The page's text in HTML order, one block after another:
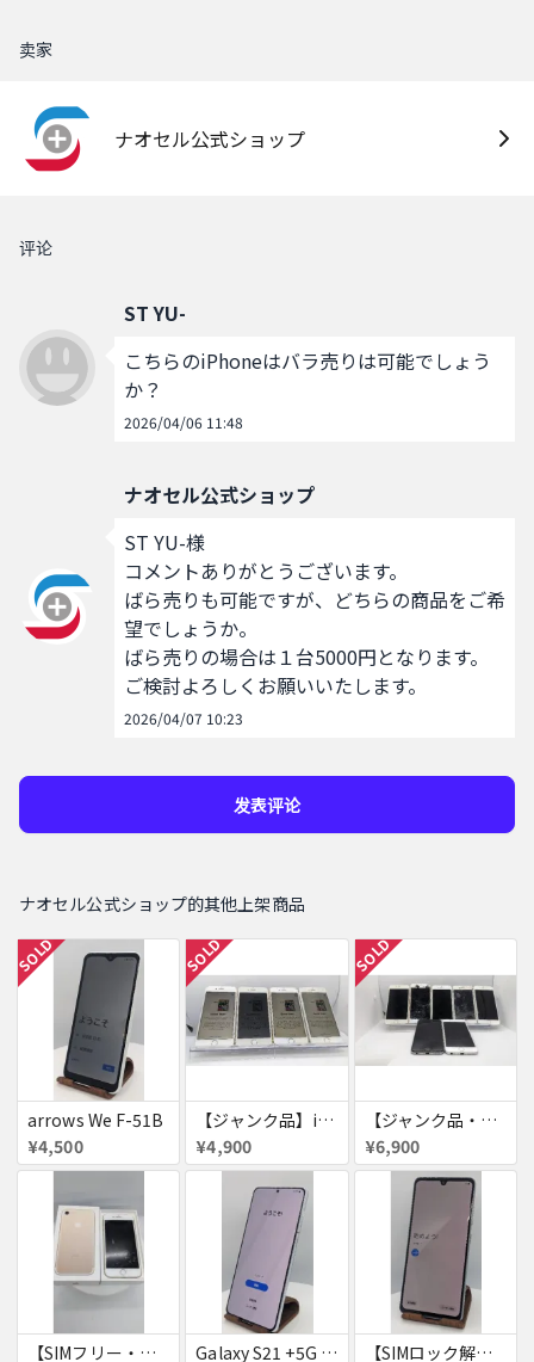
卖家
ナオセル公式ショップ
评论
ST YU-
こちらのiPhoneはバラ売りは可能でしょう
か？
2026/04/06 11:48
ナオセル公式ショップ
ST YU-様
コメントありがとうございます。
ばら売りも可能ですが、どちらの商品をご希
望でしょうか。
ばら売りの場合は１台5000円となります。
ご検討よろしくお願いいたします。
2026/04/07 10:23
发表评论
ナオセル公式ショップ的其他上架商品
SOLD
arrows We F-51B
¥4,500
SOLD
【ジャンク品】iPhone6s ４台セット
¥4,900
SOLD
【ジャンク品・初期化済・SIMロック解除済】iPhone6 7台セット
¥6,900
【SIMフリー・付属品あり】iPhone 7 128GB
Galaxy S21 +5G 256GB
【SIMロック解除済・初期化済】Galaxy A41 SCV48